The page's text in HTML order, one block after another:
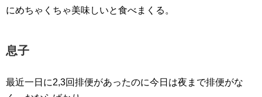
にめちゃくちゃ美味しいと食べまくる。
息子
最近一日に2,3回排便があったのに今日は夜まで排便がな